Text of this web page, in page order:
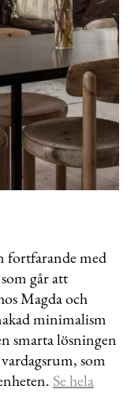
fortfarande med
går att
Magda och
minimalism
smarta lösningen
som
Se hela